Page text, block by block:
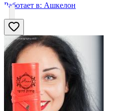
Работает в: Ашкелон